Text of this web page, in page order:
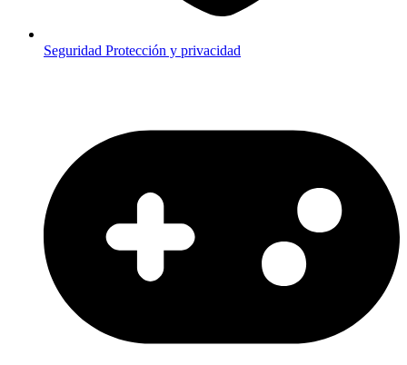
Seguridad Protección y privacidad